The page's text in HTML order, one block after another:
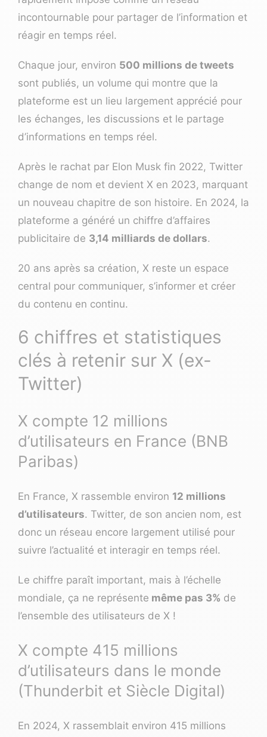
incontournable pour partager de l’information et
réagir en temps réel.
Chaque jour, environ 500 millions de tweets
sont publiés, un volume qui montre que la
plateforme est un lieu largement apprécié pour
les échanges, les discussions et le partage
d’informations en temps réel.
Après le rachat par Elon Musk fin 2022, Twitter
change de nom et devient X en 2023, marquant
un nouveau chapitre de son histoire. En 2024, la
plateforme a généré un chiffre d’affaires
publicitaire de 3,14 milliards de dollars.
20 ans après sa création, X reste un espace
central pour communiquer, s’informer et créer
du contenu en continu.
6 chiffres et statistiques
clés à retenir sur X (ex-
Twitter)
X compte 12 millions
d’utilisateurs en France (BNB
Paribas)
En France, X rassemble environ 12 millions
d’utilisateurs. Twitter, de son ancien nom, est
donc un réseau encore largement utilisé pour
suivre l’actualité et interagir en temps réel.
Le chiffre paraît important, mais à l’échelle
mondiale, ça ne représente même pas 3% de
l’ensemble des utilisateurs de X !
X compte 415 millions
d’utilisateurs dans le monde
(Thunderbit et Siècle Digital)
En 2024, X rassemblait environ 415 millions